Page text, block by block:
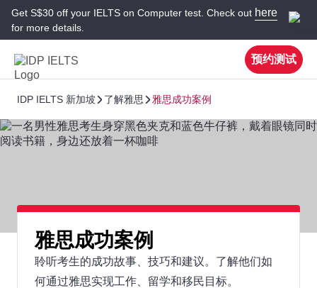
Get S$30 off your IELTS on Computer test. Check out here
for more details.
预约测试
IDP IELTS 新加坡 了解雅思 雅思成功案例
雅思成功案例
聆听考生的成功故事、技巧和建议。了解他们如
何通过雅思实现工作、留学和移民目标。